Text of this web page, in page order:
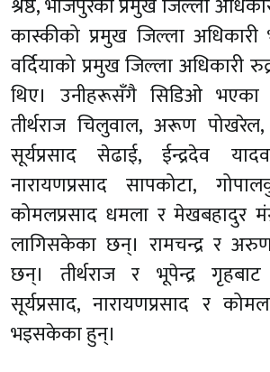
श्रेष्ठ, भोजपुरको प्रमुख जिल्ला
कास्कीको प्रमुख जिल्ला
वर्दियाको प्रमुख जिल्ला अधिकारी
थिए। उनीहरूसँगै सिडिओ भएका
तीर्थराज चिलुवाल, अरूण पोखरेल,
सूर्यप्रसाद सेढाई, ईन्द्रदेव
नारायणप्रसाद सापकोटा,
कोमलप्रसाद धमला र मेखबहादुर
लागिसकेका छन्। रामचन्द्र र
छन्। तीर्थराज र भूपेन्द्र
सूर्यप्रसाद, नारायणप्रसाद र
भइसकेका हुन्।